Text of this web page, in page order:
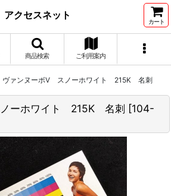
アクセスネット
カート
商品検索 ご利用案内
ヴァンヌーボV スノーホワイト 215K 名刺
ーホワイト 215K 名刺 [104-